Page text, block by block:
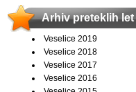
Arhiv preteklih let
Veselice 2019
Veselice 2018
Veselice 2017
Veselice 2016